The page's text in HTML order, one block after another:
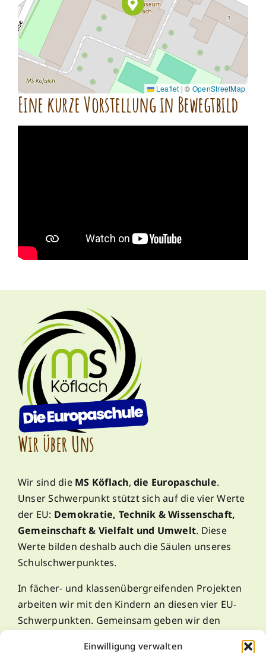
Einwilligung verwalten
Leaflet |© OpenStreetMap
Eine kurze Vorstellung in Bewegtbild
Wir über Uns
Wir sind die MS Köflach, die Europaschule.
Unser Schwerpunkt stützt sich auf die vier Werte
der EU: Demokratie, Technik & Wissenschaft,
Gemeinschaft & Vielfalt und Umwelt. Diese
Werte bilden deshalb auch die Säulen unseres
Schulschwerpunktes.
In fächer- und klassenübergreifenden Projekten
arbeiten wir mit den Kindern an diesen vier EU-
Schwerpunkten. Gemeinsam geben wir den